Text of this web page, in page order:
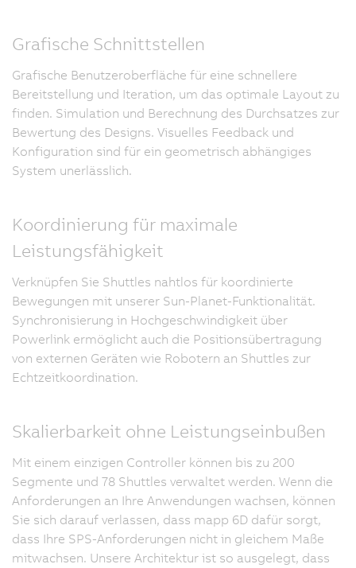
Grafische Schnittstellen
Grafische Benutzeroberfläche für eine schnellere
Bereitstellung und Iteration, um das optimale Layout zu
finden. Simulation und Berechnung des Durchsatzes zur
Bewertung des Designs. Visuelles Feedback und
Konfiguration sind für ein geometrisch abhängiges
System unerlässlich.
Koordinierung für maximale
Leistungsfähigkeit
Verknüpfen Sie Shuttles nahtlos für koordinierte
Bewegungen mit unserer Sun-Planet-Funktionalität.
Synchronisierung in Hochgeschwindigkeit über
Powerlink ermöglicht auch die Positionsübertragung
von externen Geräten wie Robotern an Shuttles zur
Echtzeitkoordination.
Skalierbarkeit ohne Leistungseinbußen
Mit einem einzigen Controller können bis zu 200
Segmente und 78 Shuttles verwaltet werden. Wenn die
Anforderungen an Ihre Anwendungen wachsen, können
Sie sich darauf verlassen, dass mapp 6D dafür sorgt,
dass Ihre SPS-Anforderungen nicht in gleichem Maße
mitwachsen. Unsere Architektur ist so ausgelegt, dass